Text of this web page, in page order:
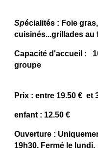
Spécialités : Foie
cuisinés...grillades au
Capacité d'accueil :
groupe
Prix : entre 19.50 € et
enfant : 12.50 €
Ouverture :
19h30. Fermé le lundi.